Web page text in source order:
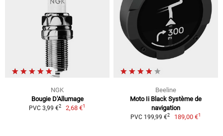
NGK
Bougie D'Allumage
PVC 3,99 €2 2,68 €1
Beeline
Moto Ii Black Système de
navigation
PVC 199,99 €2 189,00 €1